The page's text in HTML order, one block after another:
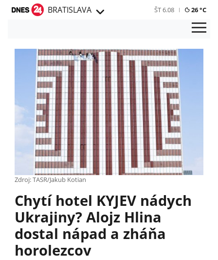
BRATISLAVA ŠT 6.08 26 °C
Zdroj: TASR/Jakub Kotian
Chytí hotel KYJEV nádych
Ukrajiny? Alojz Hlina
dostal nápad a zháňa
horolezcov